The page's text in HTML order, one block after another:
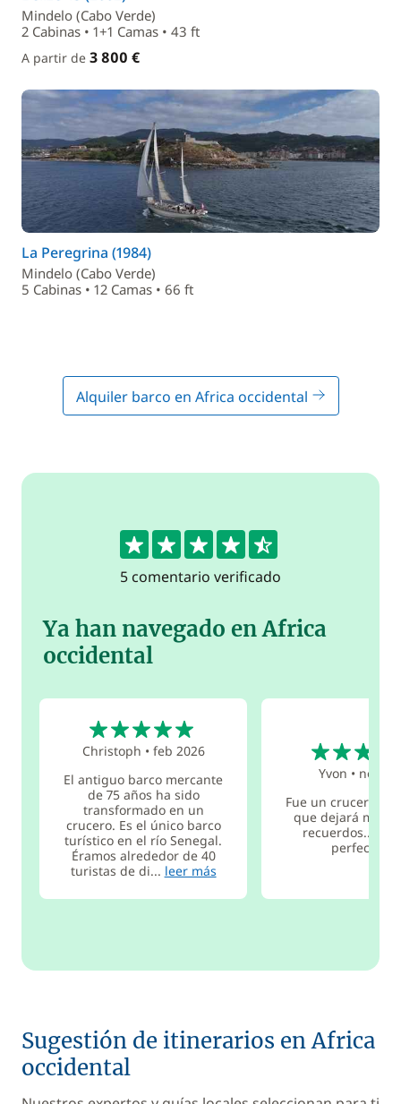
Mindelo (Cabo Verde)
2 Cabinas • 1+1 Camas • 43 ft
A partir de 3 800 €
La Peregrina (1984)
Mindelo (Cabo Verde)
5 Cabinas • 12 Camas • 66 ft
Alquiler barco en Africa occidental
4.6
5 comentario verificado
Ya han navegado en Africa
occidental
Christoph • feb 2026
El antiguo barco mercante
de 75 años ha sido
transformado en un
crucero. Es el único barco
turístico en el río Senegal.
Éramos alrededor de 40
turistas de di... leer más
Yvon • nov
Fue un crucero
que dejará muy
recuerdos...
perfecto 👍
Sugestión de itinerarios en Africa
occidental